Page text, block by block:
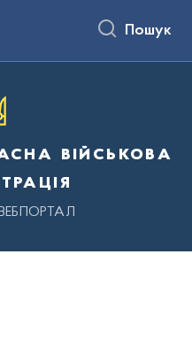
Пошук
військова